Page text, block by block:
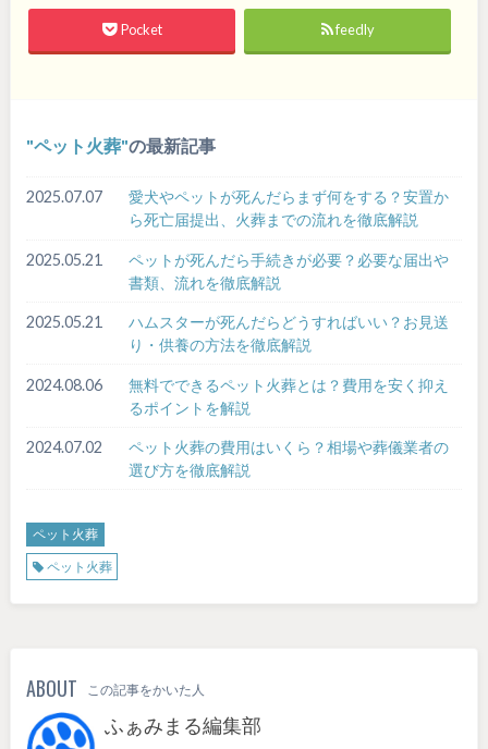
Pocket feedly
ペット火葬 の最新記事
2025.07.07
愛犬やペットが死んだらまず何をする？安置か
ら死亡届提出、火葬までの流れを徹底解説
2025.05.21
ペットが死んだら手続きが必要？必要な届出や
書類、流れを徹底解説
2025.05.21
ハムスターが死んだらどうすればいい？お見送
り・供養の方法を徹底解説
2024.08.06
無料でできるペット火葬とは？費用を安く抑え
るポイントを解説
2024.07.02
ペット火葬の費用はいくら？相場や葬儀業者の
選び方を徹底解説
ペット火葬
ペット火葬
ABOUT この記事をかいた人
ふぁみまる編集部